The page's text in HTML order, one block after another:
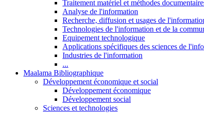
Traitement matériel et méthodes
Analyse de l'information
Recherche, diffusion et usages de
Technologies de l'information et de la
Equipement technologique
Applications spécifiques des sciences de
Industries de l'information
...
Maalama Bibliographique
Développement économique et social
Développement économique
Développement social
Sciences et technologies